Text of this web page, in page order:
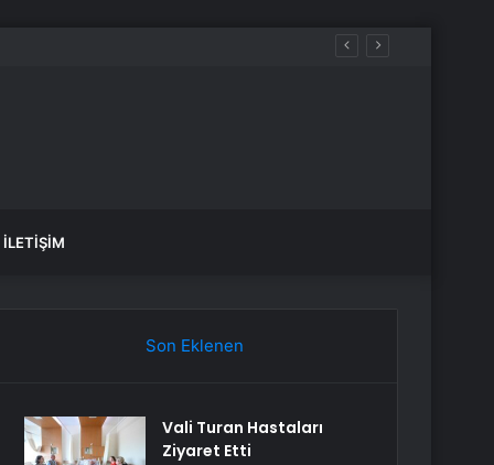
İLETIŞIM
Son Eklenen
Vali Turan Hastaları
Ziyaret Etti